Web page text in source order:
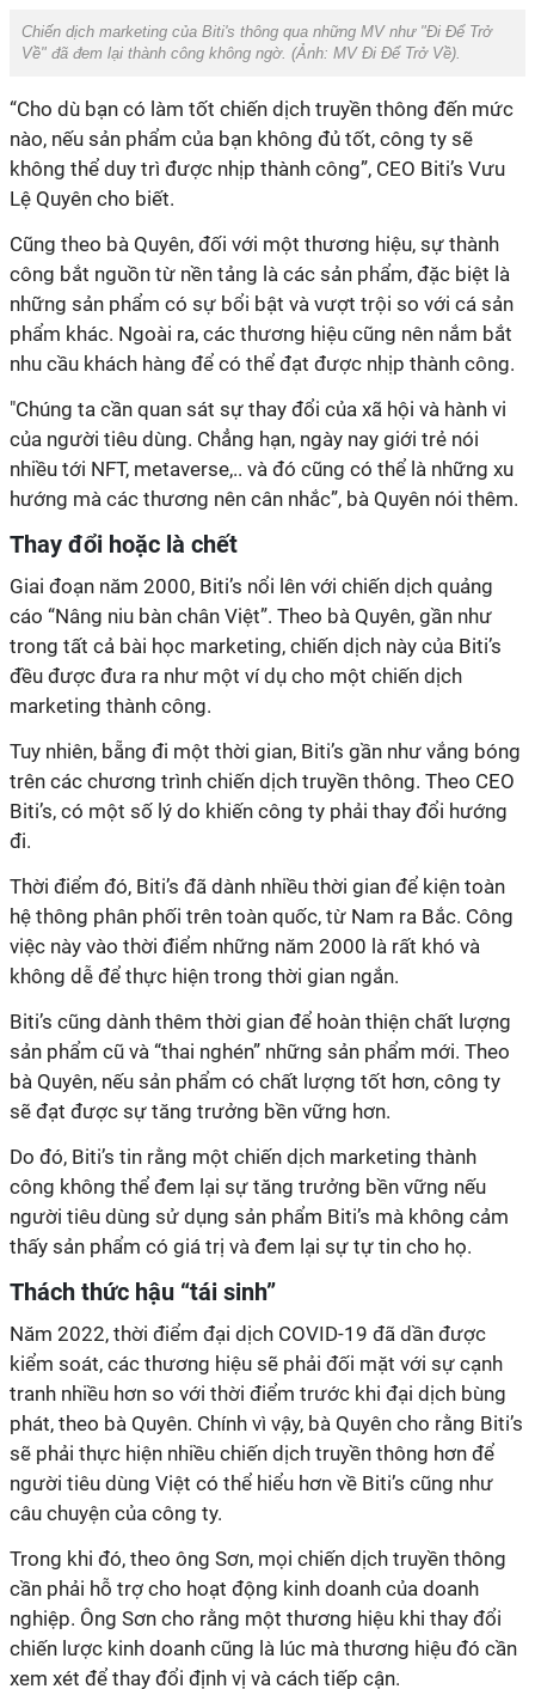
Chiến dịch marketing của Biti's thông qua những MV như "Đi Để Trở
Về" đã đem lại thành công không ngờ. (Ảnh: MV Đi Để Trở Về).
“Cho dù bạn có làm tốt chiến dịch truyền thông đến mức
nào, nếu sản phẩm của bạn không đủ tốt, công ty sẽ
không thể duy trì được nhịp thành công”, CEO Biti’s Vưu
Lệ Quyên cho biết.
Cũng theo bà Quyên, đối với một thương hiệu, sự thành
công bắt nguồn từ nền tảng là các sản phẩm, đặc biệt là
những sản phẩm có sự bổi bật và vượt trội so với cá sản
phẩm khác. Ngoài ra, các thương hiệu cũng nên nắm bắt
nhu cầu khách hàng để có thể đạt được nhịp thành công.
"Chúng ta cần quan sát sự thay đổi của xã hội và hành vi
của người tiêu dùng. Chẳng hạn, ngày nay giới trẻ nói
nhiều tới NFT, metaverse,.. và đó cũng có thể là những xu
hướng mà các thương nên cân nhắc”, bà Quyên nói thêm.
Thay đổi hoặc là chết
Giai đoạn năm 2000, Biti’s nổi lên với chiến dịch quảng
cáo “Nâng niu bàn chân Việt”. Theo bà Quyên, gần như
trong tất cả bài học marketing, chiến dịch này của Biti’s
đều được đưa ra như một ví dụ cho một chiến dịch
marketing thành công.
Tuy nhiên, bẵng đi một thời gian, Biti’s gần như vắng bóng
trên các chương trình chiến dịch truyền thông. Theo CEO
Biti’s, có một số lý do khiến công ty phải thay đổi hướng
đi.
Thời điểm đó, Biti’s đã dành nhiều thời gian để kiện toàn
hệ thông phân phối trên toàn quốc, từ Nam ra Bắc. Công
việc này vào thời điểm những năm 2000 là rất khó và
không dễ để thực hiện trong thời gian ngắn.
Biti’s cũng dành thêm thời gian để hoàn thiện chất lượng
sản phẩm cũ và “thai nghén” những sản phẩm mới. Theo
bà Quyên, nếu sản phẩm có chất lượng tốt hơn, công ty
sẽ đạt được sự tăng trưởng bền vững hơn.
Do đó, Biti’s tin rằng một chiến dịch marketing thành
công không thể đem lại sự tăng trưởng bền vững nếu
người tiêu dùng sử dụng sản phẩm Biti’s mà không cảm
thấy sản phẩm có giá trị và đem lại sự tự tin cho họ.
Thách thức hậu “tái sinh”
Năm 2022, thời điểm đại dịch COVID-19 đã dần được
kiểm soát, các thương hiệu sẽ phải đối mặt với sự cạnh
tranh nhiều hơn so với thời điểm trước khi đại dịch bùng
phát, theo bà Quyên. Chính vì vậy, bà Quyên cho rằng Biti’s
sẽ phải thực hiện nhiều chiến dịch truyền thông hơn để
người tiêu dùng Việt có thể hiểu hơn về Biti’s cũng như
câu chuyện của công ty.
Trong khi đó, theo ông Sơn, mọi chiến dịch truyền thông
cần phải hỗ trợ cho hoạt động kinh doanh của doanh
nghiệp. Ông Sơn cho rằng một thương hiệu khi thay đổi
chiến lược kinh doanh cũng là lúc mà thương hiệu đó cần
xem xét để thay đổi định vị và cách tiếp cận.